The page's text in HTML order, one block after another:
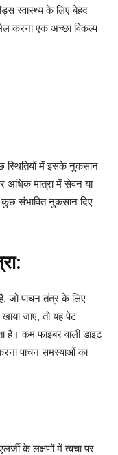
स्वास्थ्य के लिए बेहद
करना एक अच्छा विकल्प
स्थितियों में इसके नुकसान
अधिक मात्रा में सेवन या
कुछ संभावित नुकसान दिए
जो पाचन तंत्र के लिए
जाए, तो यह पेट
कम फाइबर वाली डाइट
पाचन समस्याओं का
के लक्षणों में त्वचा पर